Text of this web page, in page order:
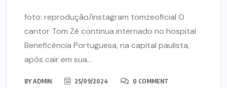
foto: reprodução/instagram tomzeoficial O
cantor Tom Zé continua internado no hospital
Beneficência Portuguesa, na capital paulista,
após cair em sua...
BYADMIN 25/09/2024 0 COMMENT